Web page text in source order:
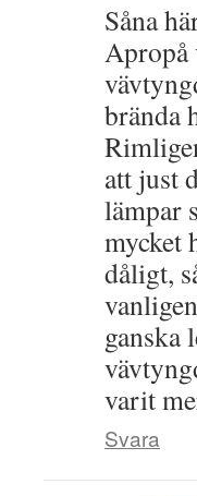
Såna
Apropå
brända
att just
lämpar
mycket
dåligt,
ganska
varit
Svara